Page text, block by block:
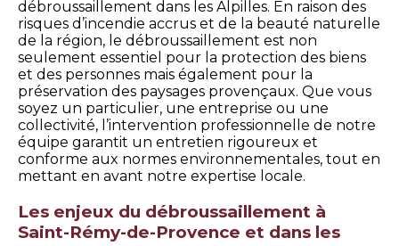
débroussaillement dans les Alpilles. En raison des
risques d’incendie accrus et de la beauté naturelle
de la région, le débroussaillement est non
seulement essentiel pour la protection des biens
et des personnes mais également pour la
préservation des paysages provençaux. Que vous
soyez un particulier, une entreprise ou une
collectivité, l’intervention professionnelle de notre
équipe garantit un entretien rigoureux et
conforme aux normes environnementales, tout en
mettant en avant notre expertise locale.
Les enjeux du débroussaillement à
Saint-Rémy-de-Provence et dans les